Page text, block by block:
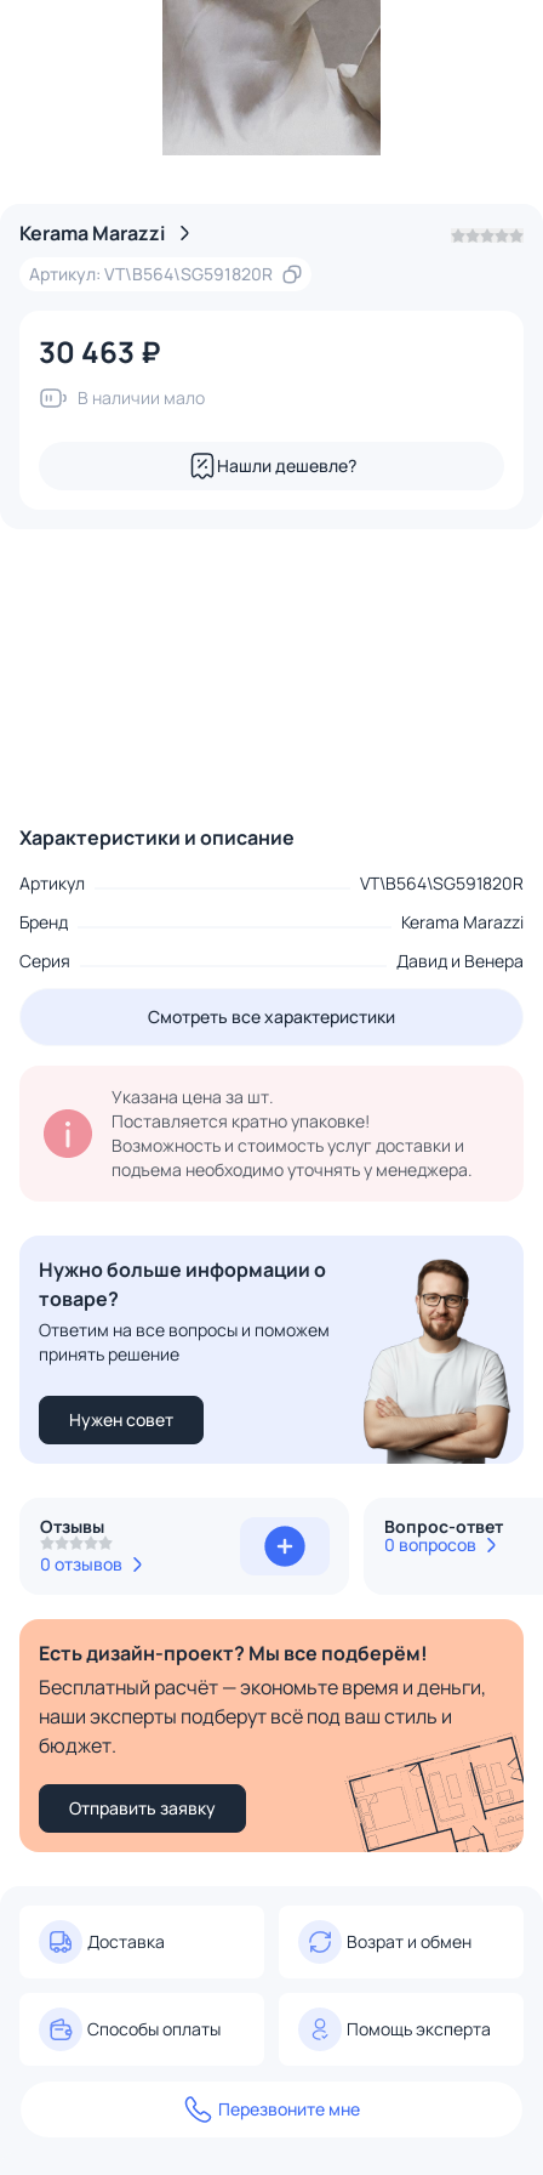
Kerama Marazzi
Артикул: VT\B564\SG591820R
30 463 ₽
В наличии мало
Нашли дешевле?
Характеристики и описание
Артикул
VT\B564\SG591820R
Бренд
Kerama Marazzi
Серия
Давид и Венера
Смотреть все характеристики
Указана цена за шт.
Поставляется кратно упаковке!
Возможность и стоимость услуг доставки и
подъема необходимо уточнять у менеджера.
Нужно больше информации о
товаре?
Ответим на все вопросы и поможем
принять решение
Нужен совет
Отзывы
0 отзывов
Вопрос-ответ
0 вопросов
Есть дизайн-проект? Мы все подберём!
Бесплатный расчёт — экономьте время и деньги,
наши эксперты подберут всё под ваш стиль и
бюджет.
Отправить заявку
Доставка Возрат и обмен
Способы оплаты Помощь эксперта
Перезвоните мне